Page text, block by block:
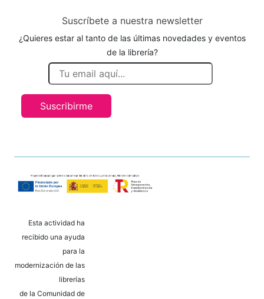
Suscríbete a nuestra newsletter
¿Quieres estar al tanto de las últimas novedades y eventos
de la librería?
Suscribirme
Esta actividad ha
recibido una ayuda
para la
modernización de las
librerías
de la Comunidad de